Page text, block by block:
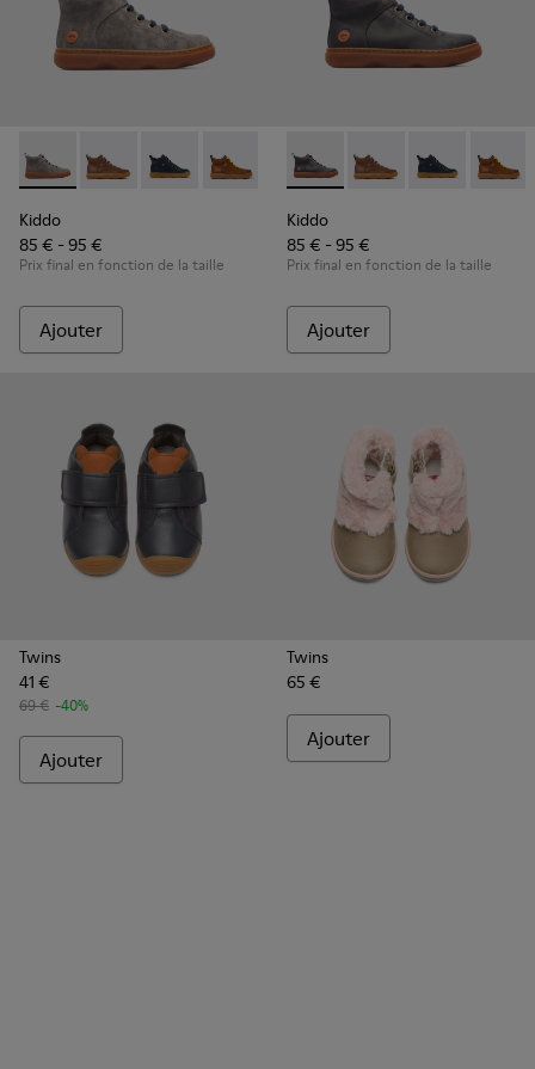
Kiddo - K900189-003 - Grey
Kiddo - K900189-028
Kiddo - K900189-026
Kiddo - K900189-025
Kiddo - K900189-021
Kiddo - K900189-020
Kiddo -Kiddo -
Kiddo
85 € - 95 €
Prix final en fonction de la taille
Ajouter
Kiddo - K900189-001 - Grey
Kiddo - K900189-028
Kiddo -Kiddo
Kiddo
85 € - 95 €
Prix final en fonction de la taille
Ajouter
Twins
41 €
69 € -40%
Ajouter
Twins
65 €
Ajouter